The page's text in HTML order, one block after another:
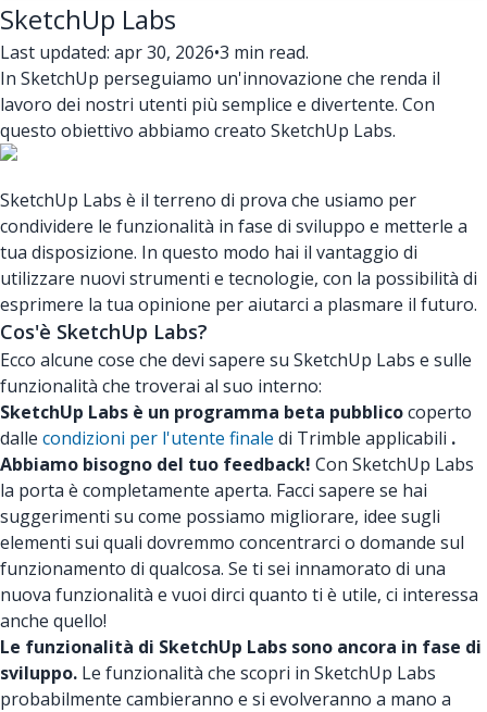
SketchUp Labs
Last updated: apr 30, 2026•3 min read.
In SketchUp perseguiamo un'innovazione che renda il
lavoro dei nostri utenti più semplice e divertente. Con
questo obiettivo abbiamo creato SketchUp Labs.
SketchUp Labs è il terreno di prova che usiamo per
condividere le funzionalità in fase di sviluppo e metterle a
tua disposizione. In questo modo hai il vantaggio di
utilizzare nuovi strumenti e tecnologie, con la possibilità di
esprimere la tua opinione per aiutarci a plasmare il futuro.
Cos'è SketchUp Labs?
Ecco alcune cose che devi sapere su SketchUp Labs e sulle
funzionalità che troverai al suo interno:
SketchUp Labs è un programma beta pubblicocoperto
dalle condizioni per l'utente finale di Trimble applicabili .
Abbiamo bisogno del tuo feedback! Con SketchUp Labs
la porta è completamente aperta. Facci sapere se hai
suggerimenti su come possiamo migliorare, idee sugli
elementi sui quali dovremmo concentrarci o domande sul
funzionamento di qualcosa. Se ti sei innamorato di una
nuova funzionalità e vuoi dirci quanto ti è utile, ci interessa
anche quello!
Le funzionalità di SketchUp Labs sono ancora in fase di
sviluppo. Le funzionalità che scopri in SketchUp Labs
probabilmente cambieranno e si evolveranno a mano a